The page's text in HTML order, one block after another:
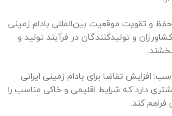
حفظ و تقویت موقعیت بین‌المللی بادام زمینی
و تولیدکنندگان در فرآیند تولید و
افزایش تقاضا برای بادام زمینی ایرانی
دارد که شرایط اقلیمی و خاکی مناسب را
فراهم کند.